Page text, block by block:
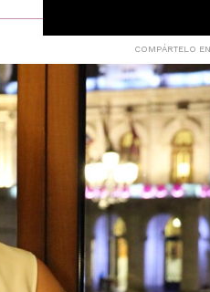
COMPÁRTELO